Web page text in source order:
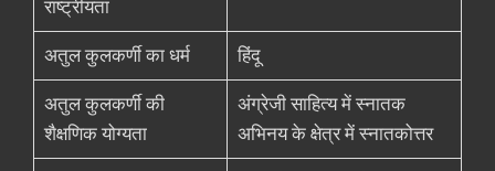
राष्ट्रीयता
अतुल कुलकर्णी का धर्म हिंदू
अतुल कुलकर्णी की
शैक्षणिक योग्यता
अंग्रेजी साहित्य में स्नातक
अभिनय के क्षेत्र में स्नातकोत्तर